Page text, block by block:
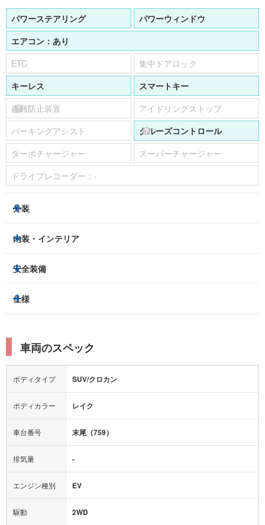
パワーステアリング
パワーウィンドウ
エアコン： あり
ETC
集中ドアロック
キーレス
スマートキー
盗難防止装置
アイドリングストップ
パーキングアシスト
クルーズコントロール
ターボチャージャー
スーパーチャージャー
ドライブレコーダー： -
外装
LEDヘッドライト
アルミホイール：あり
サンルーフ/ガラスルーフ
ルーフレール
エアロパーツ
ローダウン
内装・インテリア
3列シート
ベンチシート
パワーシート
シートヒーター
カーナビ：メモリーナビ他
ミュージックプレイヤー接続可
後席モニター
安全装備
トラクションコントロール
レーンキープアシスト
横滑り防止装置
衝突被害軽減プレーキ
カメラ：フロント サイド バック
エアバッグ：
4エアバッグ
衝撃緩和ヘッドレスト
サポカー
アクセル踏み間違い（誤発進）防止装置
アダプティブクルーズコントロール
仕様
車両のスペック
ボディタイプ SUV/クロカン
ボディカラー レイク
車台番号 末尾（759）
排気量 -
エンジン種別 EV
駆動 2WD